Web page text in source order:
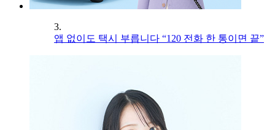
3.
앱 없이도 택시 부릅니다 “120 전화 한 통이면 끝”